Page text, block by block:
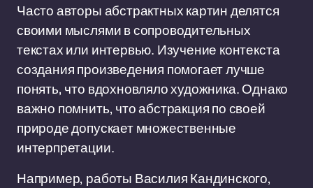
Часто авторы абстрактных картин делятся
своими мыслями в сопроводительных
текстах или интервью. Изучение контекста
создания произведения помогает лучше
понять, что вдохновляло художника. Однако
важно помнить, что абстракция по своей
природе допускает множественные
интерпретации.
Например, работы Василия Кандинского,